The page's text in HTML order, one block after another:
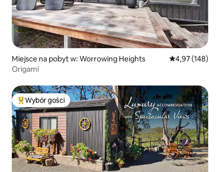
Miejsce na pobyt w: Worrowing Heights Średnia
4,97 (148)
Origami
Najpopularniejsze z kategorii Wybór gości
Wybór gości